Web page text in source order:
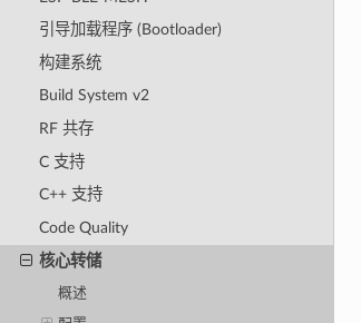
引导加载程序 (Bootloader)
构建系统
Build System v2
RF 共存
C 支持
C++ 支持
Code Quality
核心转储
概述